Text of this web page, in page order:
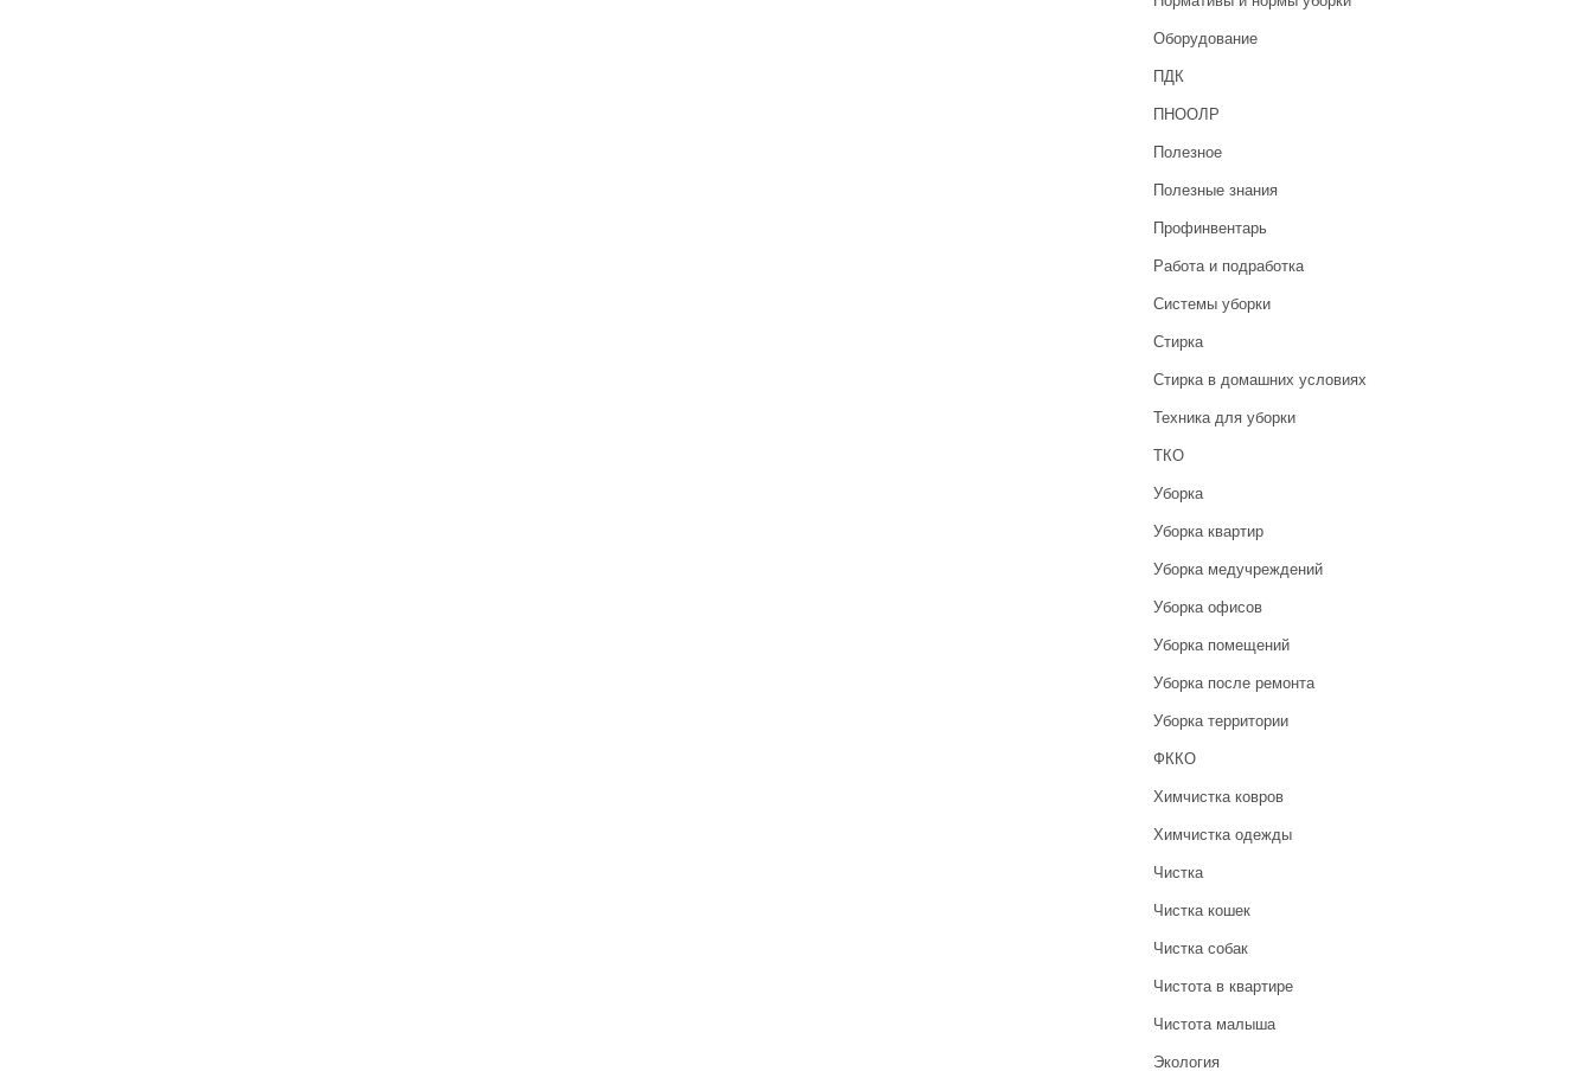
Оборудование
ПДК
ПНООЛР
Полезное
Полезные знания
Профинвентарь
Работа и подработка
Системы уборки
Стирка
Стирка в домашних условиях
Техника для уборки
ТКО
Уборка
Уборка квартир
Уборка медучреждений
Уборка офисов
Уборка помещений
Уборка после ремонта
Уборка территории
ФККО
Химчистка ковров
Химчистка одежды
Чистка
Чистка кошек
Чистка собак
Чистота в квартире
Чистота малыша
Экология